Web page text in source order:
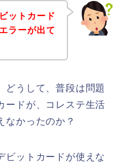
ットカード
ラーが出て
どうして、普段は問題
ードが、コレステ生活
なかったのか？
ビットカードが使えな